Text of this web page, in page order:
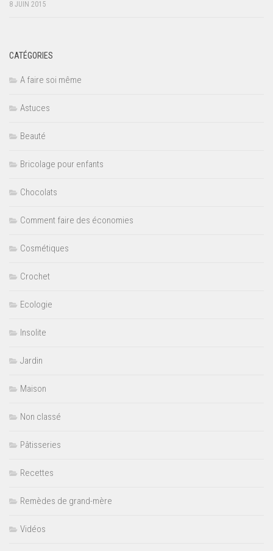
8 JUIN 2015
CATÉGORIES
A faire soi même
Astuces
Beauté
Bricolage pour enfants
Chocolats
Comment faire des économies
Cosmétiques
Crochet
Ecologie
Insolite
Jardin
Maison
Non classé
Pâtisseries
Recettes
Remèdes de grand-mère
Vidéos